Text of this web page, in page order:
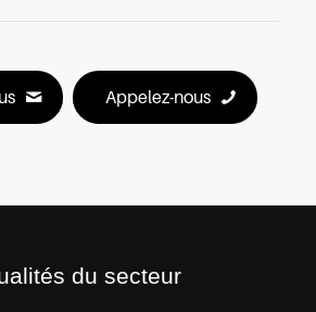
Appelez-nous
du secteur